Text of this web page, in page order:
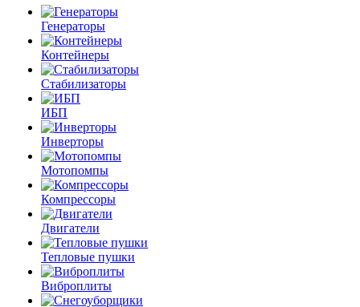
Генераторы
Контейнеры
Стабилизаторы
ИБП
Инверторы
Мотопомпы
Компрессоры
Двигатели
Тепловые пушки
Виброплиты